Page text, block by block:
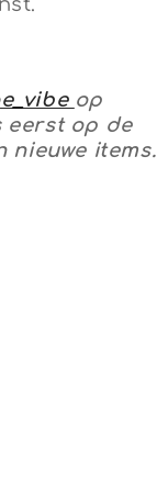
op
eerst op de
nieuwe items.